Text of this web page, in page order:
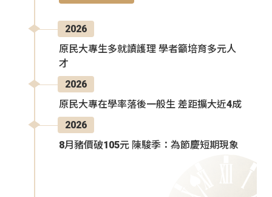
2026
原民大專生多就讀護理 學者籲培育多元人
才
2026
原民大專在學率落後一般生 差距擴大近4成
2026
8月豬價破105元 陳駿季：為節慶短期現象